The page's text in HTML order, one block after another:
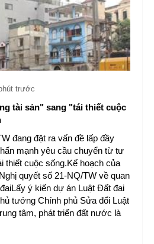
trước
tài sản" sang "tái thiết cuộc
đang đặt ra vấn đề lấp đầy
mạnh yêu cầu chuyển từ tư
thiết cuộc sống.Kế hoạch của
quyết số 21-NQ/TW về quan
ý kiến dự án Luật Đất đai
tướng Chính phủ Sửa đổi Luật
tâm, phát triển đất nước là